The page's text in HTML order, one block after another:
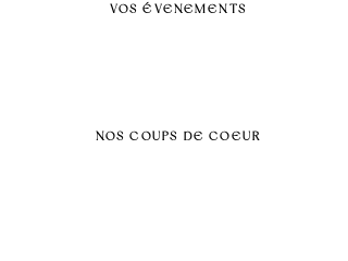
VOS ÉVENEMENTS
NOS COUPS DE COEUR